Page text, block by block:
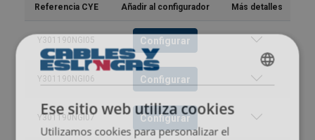
Referencia CYE Añadir al configurador Más detalles
Y301190NGI05 Configurar
Y301190NGI06 Configurar
Y301190NGI07 Configurar
ENGLISH TRANSLATION
Ese sitio web utiliza cookies
Utilizamos cookies para personalizar el